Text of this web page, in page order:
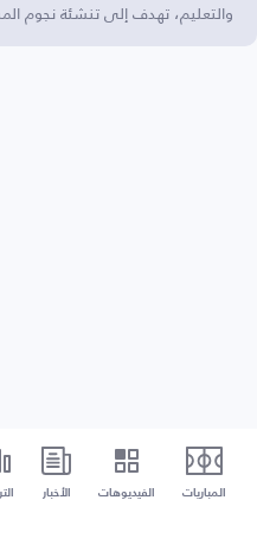
والتعليم، تهدف إلى تنشئة نجوم
المباريات الفيديوهات الأخبار